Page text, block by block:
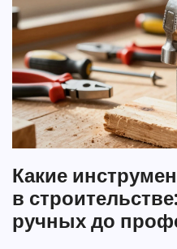
Какие
в
ручных до